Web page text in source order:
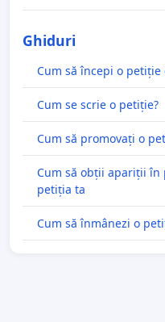
Ghiduri
Cum să începi o
Cum se scrie o petiție?
Cum să promovați o
Cum să obții apariții în
petiția ta
Cum să înmânezi o